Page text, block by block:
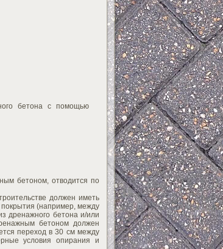
бетона с помощью
бетоном, отводится по
должен иметь
(например, между
дренажного бетона и/или
бетоном должен
переход в 30 см между
условия опирания и